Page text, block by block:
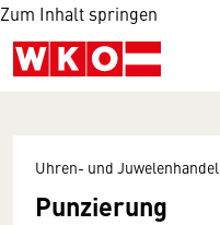
Zum Inhalt springen
Uhren- und Juwelenhandel
Punzierung